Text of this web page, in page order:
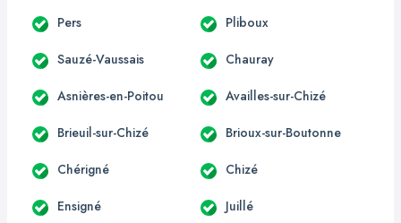
Pers Pliboux
Sauzé-Vaussais Chauray
Asnières-en-Poitou Availles-sur-Chizé
Brieuil-sur-Chizé Brioux-sur-Boutonne
Chérigné Chizé
Ensigné Juillé